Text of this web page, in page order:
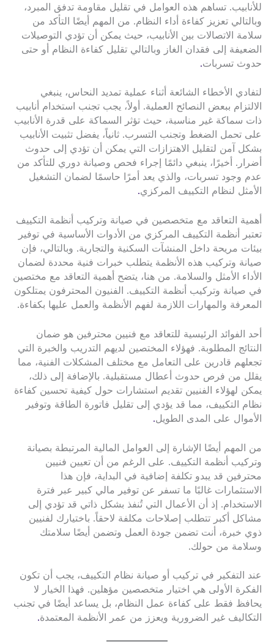
للأنابيب. تساهم هذه العوامل في تقليل مقاومة تدفق المبرد،
وبالتالي تعزيز كفاءة أداء النظام. من المهم أيضًا التأكد من
سلامة الاتصالات بين الأنابيب، حيث يمكن أن تؤدي التوصيلات
الضعيفة إلى فقدان الغاز وبالتالي تقليل كفاءة النظام أو حتى
حدوث تسربات.
لتفادي الأخطاء الشائعة أثناء عملية تمديد النحاس، ينبغي
الالتزام ببعض النصائح العملية. أولاً، يجب تجنب استخدام أنابيب
ذات سماكة غير مناسبة، حيث تؤثر السماكة على قدرة الأنابيب
على تحمل الضغط وتجنب التسرب. ثانياً، يفضل تثبيت الأنابيب
بشكل آمن لتقليل الاهتزازات التي يمكن أن تؤدي إلى حدوث
أضرار. أخيرًا، ينبغي دائمًا إجراء فحص وصيانة دوري للتأكد من
عدم وجود تسربات، والذي يعد أمرًا حاسمًا لضمان التشغيل
الأمثل لنظام التكييف المركزي.
أهمية التعاقد مع متخصصين في صيانة وتركيب أنظمة التكييف
تعتبر أنظمة التكييف المركزي من الأدوات الأساسية في توفير
بيئات مريحة داخل المنشآت السكنية والتجارية. وبالتالي، فإن
صيانة وتركيب هذه الأنظمة يتطلب خبرات فنية محددة لضمان
الأداء الأمثل والسلامة. من هنا، يتضح أهمية التعاقد مع مختصين
في صيانة وتركيب أنظمة التكييف. الفنيون المحترفون يمتلكون
المعرفة والمهارات اللازمة لفهم الأنظمة والعمل عليها بكفاءة.
أحد الفوائد الرئيسية للتعاقد مع فنيين محترفين هو ضمان
النتائج المطلوبة. فهؤلاء المختصين لديهم التدريب والخبرة التي
تجعلهم قادرين على التعامل مع مختلف المشكلات الفنية، مما
يقلل من فرص حدوث أعطال مستقبلية. بالإضافة إلى ذلك،
يمكن لهؤلاء الفنيين تقديم استشارات حول كيفية تحسين كفاءة
نظام التكييف، مما قد يؤدي إلى تقليل فاتورة الطاقة وتوفير
الأموال على المدى الطويل.
من المهم أيضًا الإشارة إلى العوامل المالية المرتبطة بصيانة
وتركيب أنظمة التكييف. على الرغم من أن تعيين فنيين
محترفين قد يبدو تكلفة إضافية في البداية، فإن هذا
الاستثمارات غالبًا ما تسفر عن توفير مالي كبير عبر فترة
الاستخدام. إذ أن الأعمال التي تُنفذ بشكل ذاتي قد تؤدي إلى
مشاكل أكبر تتطلب إصلاحات مكلفة لاحقاً. باختيارك لفنيين
ذوي خبرة، أنت تضمن جودة العمل وتضمن أيضًا سلامتك
وسلامة من حولك.
عند التفكير في تركيب أو صيانة نظام التكييف، يجب أن تكون
الفكرة الأولى هي اختيار متخصصين مؤهلين. فهذا الخيار لا
يحافظ فقط على كفاءة عمل النظام، بل يساعد أيضًا في تجنب
التكاليف غير الضرورية ويعزز من عمر الأنظمة المعتمدة.